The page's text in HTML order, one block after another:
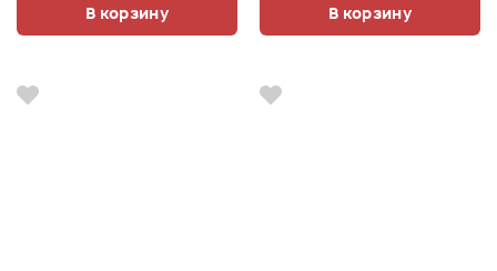
В корзину В корзину